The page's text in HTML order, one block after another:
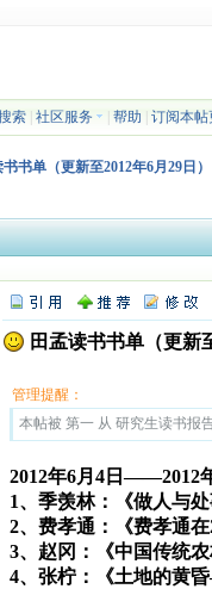
索 |社区服务 |帮助 |订阅本帖
书单（更新至2012年6月29日）
田孟读书书单（更新
管理提醒：
本帖被 第一 从 研究生读书报
2012年6月4日——2012
1、季羡林：《做人与
2、费孝通：《费孝通
3、赵冈：《中国传统
4、张柠：《土地的黄